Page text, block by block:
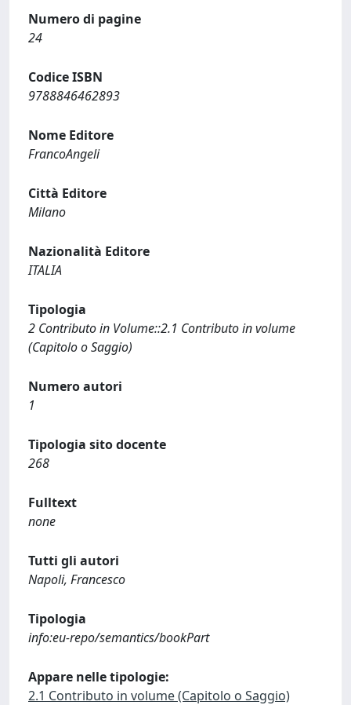
Numero di pagine
24
Codice ISBN
9788846462893
Nome Editore
FrancoAngeli
Città Editore
Milano
Nazionalità Editore
ITALIA
Tipologia
2 Contributo in Volume::2.1 Contributo in volume
(Capitolo o Saggio)
Numero autori
1
Tipologia sito docente
268
Fulltext
none
Tutti gli autori
Napoli, Francesco
Tipologia
info:eu-repo/semantics/bookPart
Appare nelle tipologie:
2.1 Contributo in volume (Capitolo o Saggio)